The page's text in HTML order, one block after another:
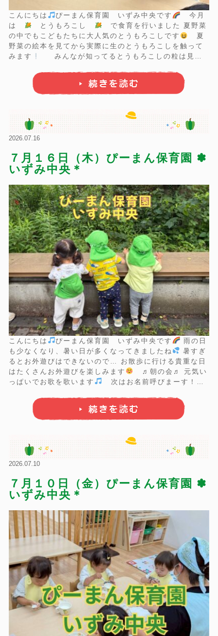
こんにちは ぴーまん保育園 いずみ中央です
今月
は
とうもろこし
で食育を行いました 夏野菜
の中でもこどもたちに大人気のとうもろこしです
野菜の絵本を見てから実際に生のとうもろこしを触って
みます
みんなが知ってるとうもろこしの粒は見え
『 ひげ 』 ...
2026.07.16
７月１６日（木）ぴーまん保育園 ✽
いずみ中央＊
こんにちは ぴーまん保育園 いずみ中央です
も少なくなり、暑い日が多くなってきましたね
暑すぎ
るとお外遊びはできないので… お散歩に行ける貴重な日
はたくさんお外遊びを楽しみます
♬朝の会♬ 元気い
っぱいでお歌を歌います
ん 』
2026.07.10
７月１０日（金）ぴーまん保育園 ✽
いずみ中央＊